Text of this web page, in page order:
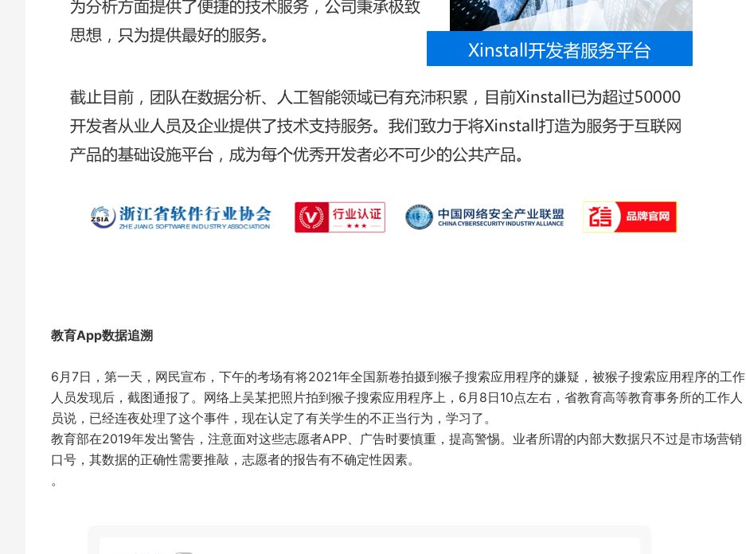
教育App数据追溯
6月7日，第一天，网民宣布，下午的考场有将2021年全国新卷拍摄到猴子搜索应用程序的嫌疑，被猴子搜索应用程序的工作
人员发现后，截图通报了。网络上吴某把照片拍到猴子搜索应用程序上，6月8日10点左右，省教育高等教育事务所的工作人
员说，已经连夜处理了这个事件，现在认定了有关学生的不正当行为，学习了。
教育部在2019年发出警告，注意面对这些志愿者APP、广告时要慎重，提高警惕。业者所谓的内部大数据只不过是市场营销
口号，其数据的正确性需要推敲，志愿者的报告有不确定性因素。
。